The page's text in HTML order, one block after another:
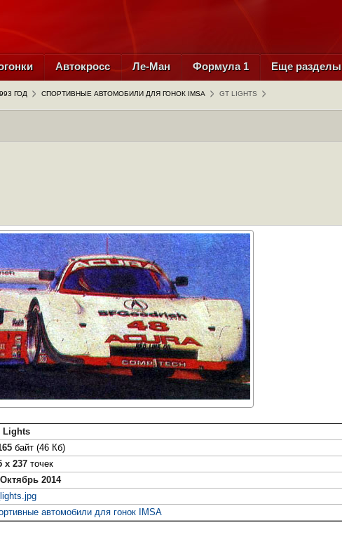
Автокросс Ле-Ман Формула 1 Еще разделы
ГОД СПОРТИВНЫЕ АВТОМОБИЛИ ДЛЯ ГОНОК IMSA GT LIGHTS
Lights
байт (46 Кб)
x 237 точек
2014
автомобили для гонок IMSA